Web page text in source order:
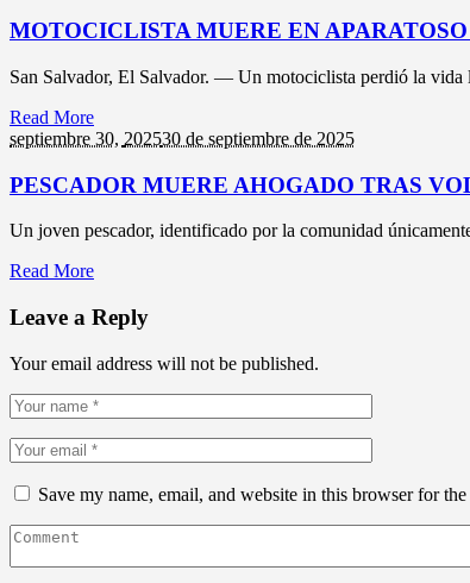
MOTOCICLISTA MUERE EN
San Salvador, El Salvador. — Un motociclista perdió la vida
Read More
septiembre 30, 202530 de septiembre de 2025
PESCADOR MUERE AHOGADO TRAS
Un joven pescador, identificado por la comunidad
Read More
Leave a Reply
Your email address will not be published.
Save my name, email, and website in this browser for